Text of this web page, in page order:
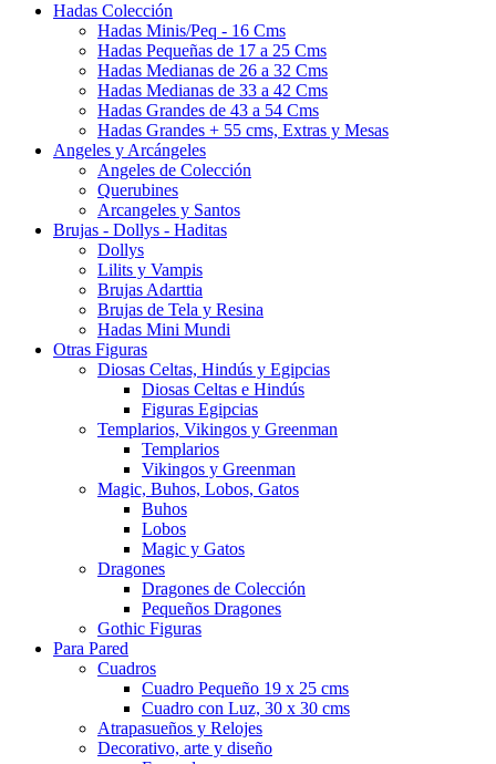
Hadas Colección
Hadas Minis/Peq - 16 Cms
Hadas Pequeñas de 17 a 25 Cms
Hadas Medianas de 26 a 32 Cms
Hadas Medianas de 33 a 42 Cms
Hadas Grandes de 43 a 54 Cms
Hadas Grandes + 55 cms, Extras y Mesas
Angeles y Arcángeles
Angeles de Colección
Querubines
Arcangeles y Santos
Brujas - Dollys - Haditas
Dollys
Lilits y Vampis
Brujas Adarttia
Brujas de Tela y Resina
Hadas Mini Mundi
Otras Figuras
Diosas Celtas, Hindús y Egipcias
Diosas Celtas e Hindús
Figuras Egipcias
Templarios, Vikingos y Greenman
Templarios
Vikingos y Greenman
Magic, Buhos, Lobos, Gatos
Buhos
Lobos
Magic y Gatos
Dragones
Dragones de Colección
Pequeños Dragones
Gothic Figuras
Para Pared
Cuadros
Cuadro Pequeño 19 x 25 cms
Cuadro con Luz, 30 x 30 cms
Atrapasueños y Relojes
Decorativo, arte y diseño